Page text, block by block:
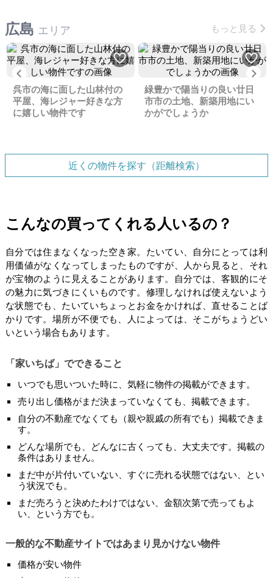
広島 エリア もっと見る
Previous
呉市の海に面した山林付の
平屋、海レジャー好きな方
に嬉しい物件です
緑豊かで陽当りの良い廿日
市市の土地、新築用地にい
かがでしょうか
近くの物件を探す（距離検索）
こんなの買ってくれる人いるの？
自分では住まなくなった空き家。たいてい、自分にとっては利
用価値がなくなってしまったものですが、人から見ると、それ
が宝物のように見えることがあります。自分では、客観的にそ
の魅力に気づきにくいものです。修理しなければ使えないよう
な状態でも、たいていちょっとお金をかければ、直せることば
かりです。場所が不便でも、人によっては、そこがちょうどい
いという場合もあります。
「家いちば」でできること
いつでも思いついた時に、気軽に物件の掲載ができます。
売り出し価格がまだ決まっていなくても、掲載できます。
自分の不動産でなくても（親や親戚の所有でも）掲載できま
す。
どんな場所でも、どんなに古くっても、大丈夫です。掲載の
条件はありません。
まだ中が片付いていない、すぐに売れる状態ではない、とい
う状況でも。
まだ売ろうと決めたわけではない、金額次第で売ってもよ
い、という方でも。
一般的な不動産サイトではあまり見かけない物件
価格が安い物件